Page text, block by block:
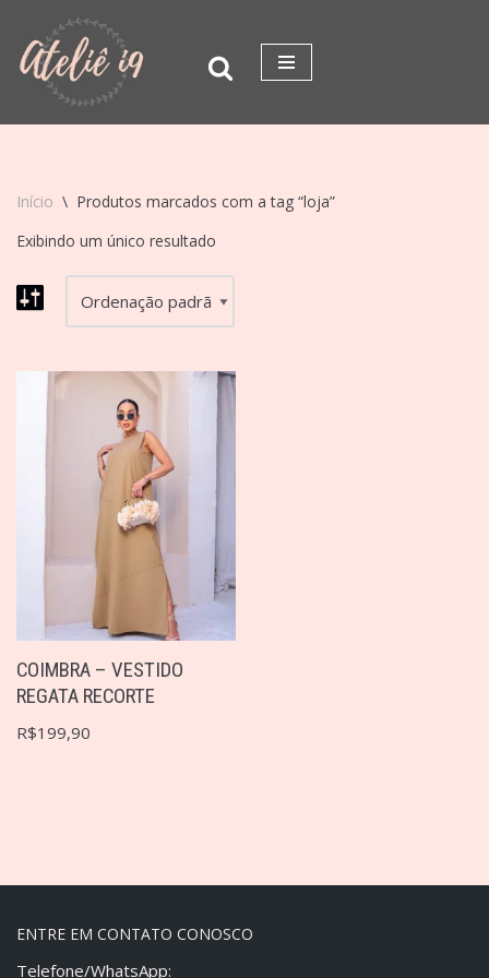
Pular
para
Início \ Produtos marcados com a tag “loja”
Exibindo um único resultado
COIMBRA – VESTIDO
REGATA RECORTE
R$199,90
ENTRE EM CONTATO CONOSCO
Telefone/WhatsApp: